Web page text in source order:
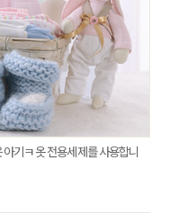
기ㅋ 옷 전용세제를 사용합니